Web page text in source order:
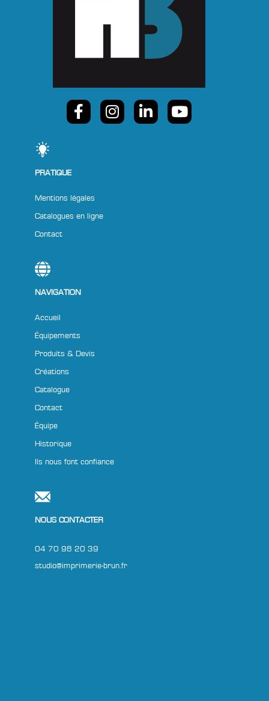
PRATIQUE
Mentions légales
Catalogues en ligne
Contact
NAVIGATION
Accueil
Équipements
Produits & Devis
Créations
Catalogue
Contact
Équipe
Historique
Ils nous font confiance
NOUS CONTACTER
04 70 98 20 39
studio@imprimerie-brun.fr